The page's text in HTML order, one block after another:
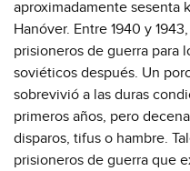
aproximadamente sesenta
Hanóver. Entre 1940 y
prisioneros de guerra para
soviéticos después. Un
sobrevivió a las duras
primeros años, pero
disparos, tifus o hambre.
prisioneros de guerra que